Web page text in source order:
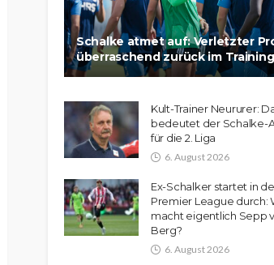
Schalke atmet auf: Verletzter
überraschend zurück im Training
Kult-Trainer Neururer:
bedeutet der Schalke-
für die 2. Liga
6. August 2026
Ex-Schalker startet in
Premier League durch:
macht eigentlich Sepp
Berg?
6. August 2026